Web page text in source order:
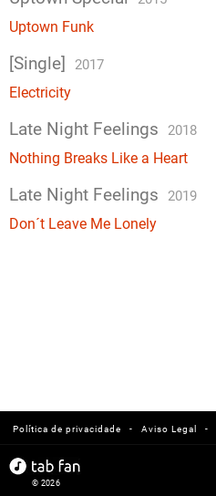
Uptown Funk
[Single] 2017
Electricity
Late Night Feelings 2018
Nothing Breaks Like a Heart
Late Night Feelings 2019
Don´t Leave Me Lonely
-
Aviso Legal
-
Política de privacidade
© 2026